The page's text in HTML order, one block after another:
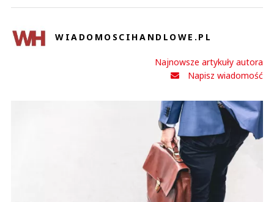
WIADOMOSCIHANDLOWE.PL
Najnowsze artykuły autora
Napisz wiadomość